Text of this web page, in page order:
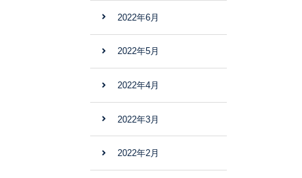
2022年6月
2022年5月
2022年4月
2022年3月
2022年2月